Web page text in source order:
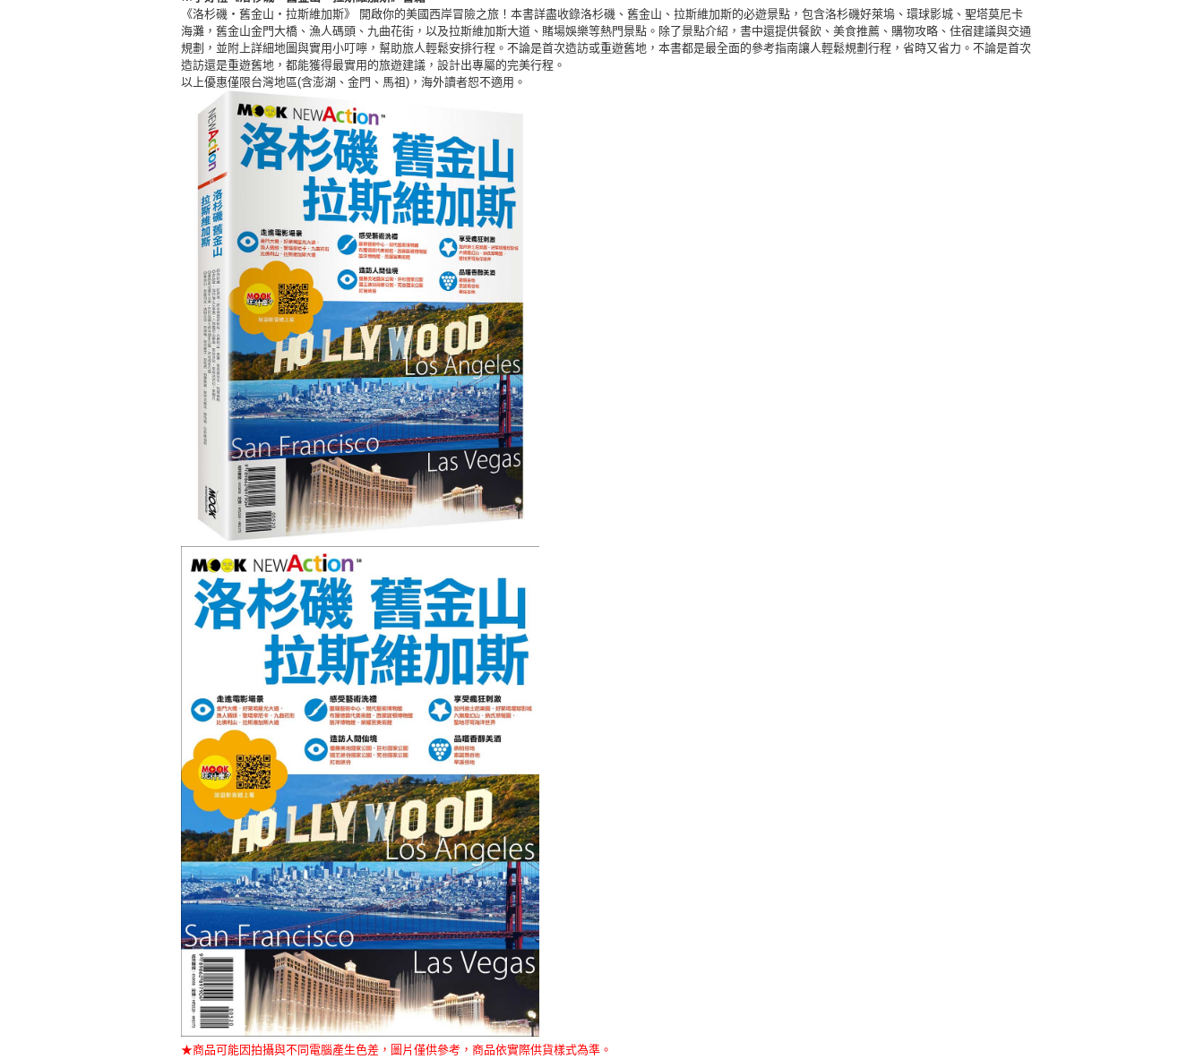
《洛杉磯・舊金山・拉斯維加斯》 開啟你的美國西岸冒險之旅！本書詳盡收錄洛杉磯、舊金山、拉斯維加斯的必遊景點，包含洛杉磯好萊塢、環球影城、聖塔莫尼卡
海灘，舊金山金門大橋、漁人碼頭、九曲花街，以及拉斯維加斯大道、賭場娛樂等熱門景點。除了景點介紹，書中還提供餐飲、美食推薦、購物攻略、住宿建議與交通
規劃，並附上詳細地圖與實用小叮嚀，幫助旅人輕鬆安排行程。不論是首次造訪或重遊舊地，本書都是最全面的參考指南讓人輕鬆規劃行程，省時又省力。不論是首次
造訪還是重遊舊地，都能獲得最實用的旅遊建議，設計出專屬的完美行程。
以上優惠僅限台灣地區(含澎湖、金門、馬祖)，海外讀者恕不適用。
★商品可能因拍攝與不同電腦產生色差，圖片僅供參考，商品依實際供貨樣式為準。